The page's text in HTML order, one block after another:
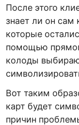
После этого
знает ли он сам
которые
помощью
колоды
Вот таким
карт будет
причин